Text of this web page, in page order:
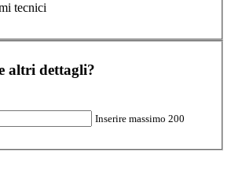
tecnici
altri dettagli?
Inserire massimo 200